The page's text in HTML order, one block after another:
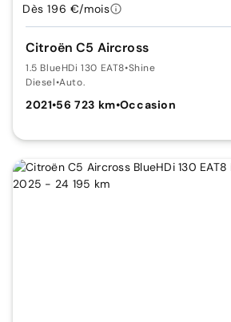
Citroën C5 Aircross
1.5 BlueHDi 130 EAT8•Shine
Diesel•Auto.
2021•56 723 km•Occasion
Dès 196 €/mois